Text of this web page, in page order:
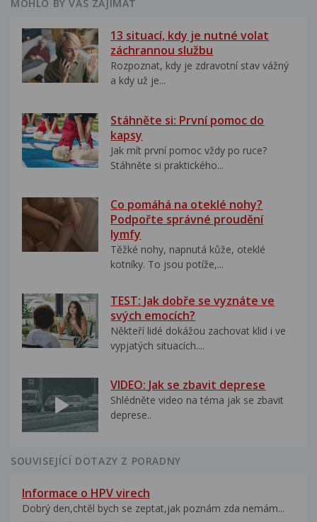
MOHLO BY VÁS ZAJÍMAT
13 situací, kdy je nutné volat
záchrannou službu
Rozpoznat, kdy je zdravotní stav vážný
a kdy už je...
Stáhněte si: První pomoc do
kapsy
Jak mít první pomoc vždy po ruce?
Stáhněte si praktického...
Co pomáhá na oteklé nohy?
Podpořte správné proudění
lymfy
Těžké nohy, napnutá kůže, oteklé
kotníky. To jsou potíže,...
TEST: Jak dobře se vyznáte ve
svých emocích?
Někteří lidé dokážou zachovat klid i ve
vypjatých situacích....
VIDEO: Jak se zbavit deprese
Shlédněte video na téma jak se zbavit
deprese..
SOUVISEJÍCÍ DOTAZY Z PORADNY
Informace o HPV virech
Dobrý den,chtěl bych se zeptat,jak poznám zda nemám...